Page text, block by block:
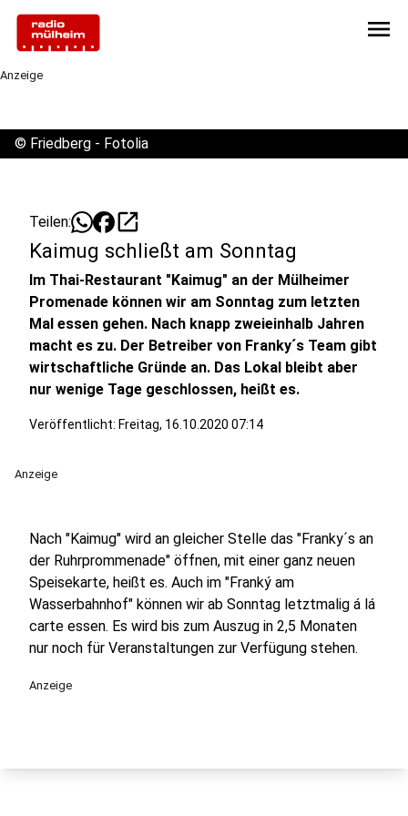
menu
Anzeige
© Friedberg - Fotolia
Teilen: open_in_new
Kaimug schließt am Sonntag
Im Thai-Restaurant "Kaimug" an der Mülheimer
Promenade können wir am Sonntag zum letzten
Mal essen gehen. Nach knapp zweieinhalb Jahren
macht es zu. Der Betreiber von Franky´s Team gibt
wirtschaftliche Gründe an. Das Lokal bleibt aber
nur wenige Tage geschlossen, heißt es.
Veröffentlicht: Freitag, 16.10.2020 07:14
Anzeige
Nach "Kaimug" wird an gleicher Stelle das "Franky´s an
der Ruhrprommenade" öffnen, mit einer ganz neuen
Speisekarte, heißt es. Auch im "Franký am
Wasserbahnhof" können wir ab Sonntag letztmalig á lá
carte essen. Es wird bis zum Auszug in 2,5 Monaten
nur noch für Veranstaltungen zur Verfügung stehen.
Anzeige